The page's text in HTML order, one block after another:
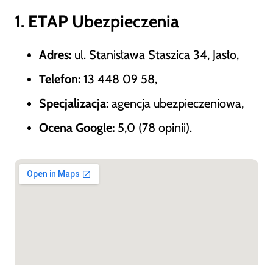
1. ETAP Ubezpieczenia
Adres: ul. Stanisława Staszica 34, Jasło,
Telefon: 13 448 09 58,
Specjalizacja: agencja ubezpieczeniowa,
Ocena Google: 5,0 (78 opinii).